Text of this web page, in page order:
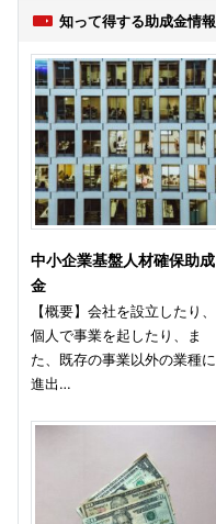
知って得する助成金情報
中小企業基盤人材確保助成
金
【概要】会社を設立したり、
個人で事業を起したり、ま
た、既存の事業以外の業種に
進出…